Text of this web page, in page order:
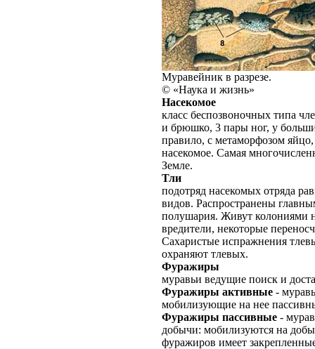
Муравейник в разрезе.
© «Наука и жизнь»
Насекомое
класс беспозвоночных типа
и брюшко, 3 пары ног, у
правило, с метаморфозом
насекомое. Самая
Земле.
Тли
подотряд насекомых отряда
видов. Распространены
полушария. Живут колониями
вредители, некоторые
Сахаристые испражнения
охраняют тлевых.
Фуражиры
муравьи ведущие поиск и
Фуражиры активные -
мобилизующие на нее
Фуражиры пассивные -
добычи: мобилизуются на
фуражиров имеет